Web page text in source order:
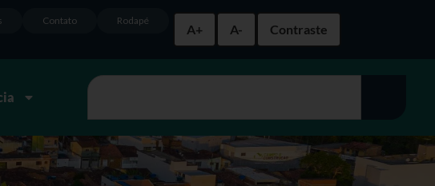
A+
A- Contraste
Rodapé
Contato